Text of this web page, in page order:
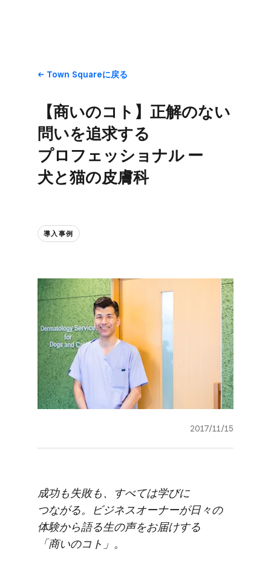
Town Squareに​戻る
【商いの​コト】正解の​ない​
問いを​追求する​
プロフェッショナル ー
犬と​猫の​皮膚科
導入事例
2017/11/15
成功も​失敗も、​すべては​学びに​
つながる。​ビジネスオーナーが​日々の​
体験から​語る​生の​声を​お届けする​
「商いの​コト」。